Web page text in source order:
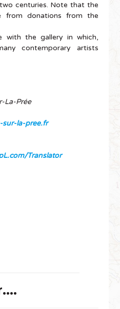
centuries. Note that the
from donations from the
with the gallery in which,
contemporary artists
La-Prée
sur-la-pree.fr
Translator